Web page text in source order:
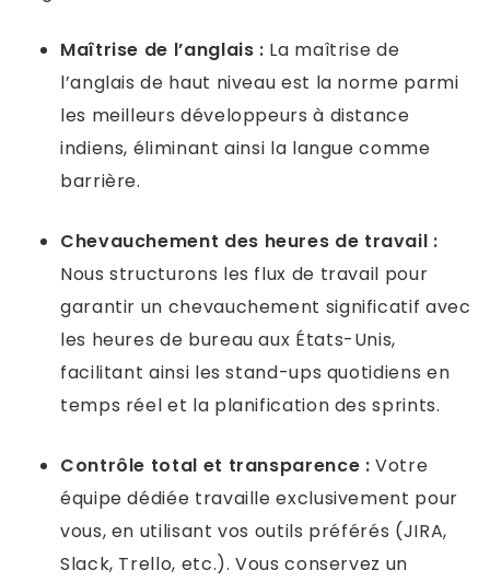
Maîtrise de l’anglais : La maîtrise de
l’anglais de haut niveau est la norme parmi
les meilleurs développeurs à distance
indiens, éliminant ainsi la langue comme
barrière.
Chevauchement des heures de travail :
Nous structurons les flux de travail pour
garantir un chevauchement significatif avec
les heures de bureau aux États-Unis,
facilitant ainsi les stand-ups quotidiens en
temps réel et la planification des sprints.
Contrôle total et transparence :Votre
équipe dédiée travaille exclusivement pour
vous, en utilisant vos outils préférés (JIRA,
Slack, Trello, etc.). Vous conservez un